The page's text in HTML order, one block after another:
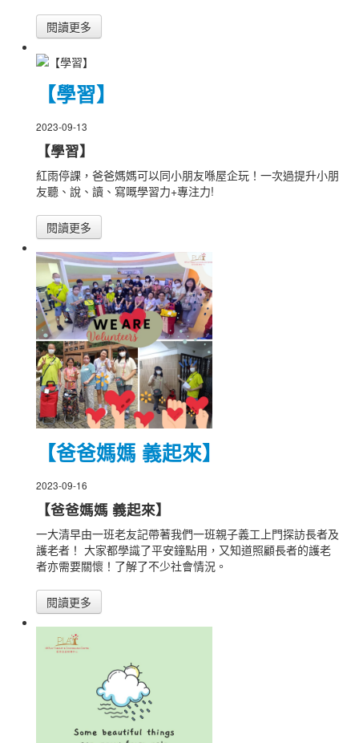
閱讀更多
【學習】
2023-09-13
【學習】
紅雨停課，爸爸媽媽可以同小朋友喺屋企玩！一次過提升小朋
友聽、說、讀、寫嘅學習力+專注力!
閱讀更多
【爸爸媽媽 義起來】
2023-09-16
【爸爸媽媽 義起來】
一大清早由一班老友記帶著我們一班親子義工上門探訪長者及
護老者！ 大家都學識了平安鐘點用，又知道照顧長者的護老
者亦需要關懷！了解了不少社會情況。
閱讀更多